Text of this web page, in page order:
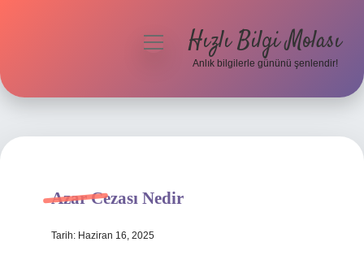
Hakkımızda
menüyüHızlı Bilgi Molası
Anlık bilgilerle gününü şenlendir!
Azar Cezası Nedir
Tarih: Haziran 16, 2025